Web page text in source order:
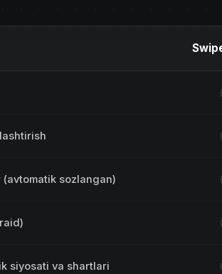
sozlangan)
siyosati va shartlari